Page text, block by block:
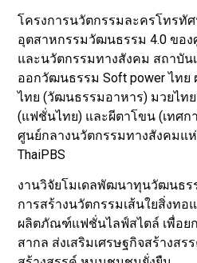
โครงการนวัตกรรมละครโทรทัศ
อุตสาหกรรมวัฒนธรรม 4.0 ขอ
และนวัตกรรมทางสังคม สถาบัน
ออกวัฒนธรรม Soft power ไทย
ไทย (วัฒนธรรมอาหาร) มวยไท
(แฟชั่นไทย) และผีตาโขน (เทศ
ศูนย์กลางนวัตกรรมทางสังคมแ
ThaiPBS
งานวิจัยโมเดลพัฒนาทุนวัฒนธร
การสร้างนวัตกรรมเส้นใยสิ่งท
ผลิตภัณฑ์แฟชั่นไลฟ์สไตล์ เพื่อย
สากล ส่งเสริมเศรษฐกิจสร้างส